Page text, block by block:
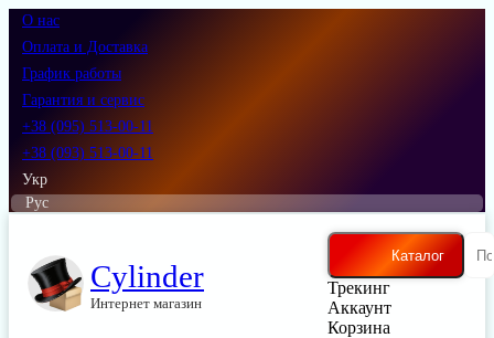
О нас
Оплата и Доставка
График работы
Гарантия и сервис
+38 (095) 513-00-11
+38 (093) 513-00-11
Укр
Рус
Cylinder
Интернет магазин
Каталог
Трекинг
Аккаунт
Корзина